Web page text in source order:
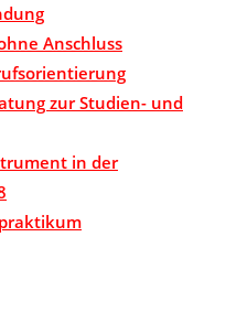
Anschluss
zur Studien- und
in der